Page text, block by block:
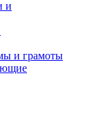
и грамоты